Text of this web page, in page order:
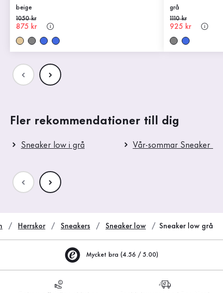
beige
Gammalt pris
1050 kr
Nytt pris
875 kr
grå
Gammalt pris
1110 kr
Nytt pris
925 kr
Fler rekommendationer till dig
Sneaker low i grå Vår-sommar Sneaker
Herrskor Sneakers Sneaker low Sneaker low grå
Mycket bra (4.56 / 5.00)